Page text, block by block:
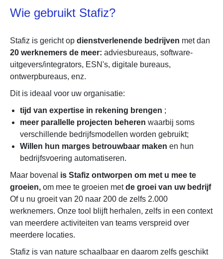
Wie gebruikt Stafiz?
Stafiz is gericht op dienstverlenende bedrijven met dan
20 werknemers de meer: ​​adviesbureaus, software-
uitgevers/integrators, ESN's, digitale bureaus,
ontwerpbureaus, enz.
Dit is ideaal voor uw organisatie:
tijd van expertise in rekening brengen ;
meer parallelle projecten beheren waarbij soms
verschillende bedrijfsmodellen worden gebruikt;
Willen hun marges betrouwbaar maken en hun
bedrijfsvoering automatiseren.
Maar bovenal is Stafiz ontworpen om met u mee te
groeien, om mee te groeien met de groei van uw bedrijf
Of u nu groeit van 20 naar 200 de zelfs 2.000
werknemers. Onze tool blijft herhalen, zelfs in een context
van meerdere activiteiten van teams verspreid over
meerdere locaties.
Stafiz is van nature schaalbaar en daarom zelfs geschikt